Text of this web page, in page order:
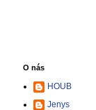
O nás
HOUB
Jenys